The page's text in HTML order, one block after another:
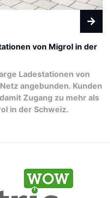
von Migrol in der
Ladestationen von
angebunden. Kunden
Zugang zu mehr als
in der Schweiz.